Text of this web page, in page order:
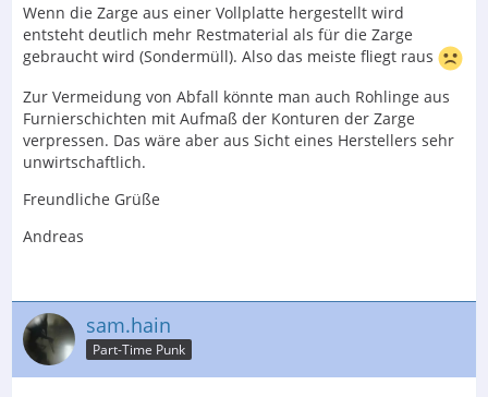
Wenn die Zarge aus einer Vollplatte hergestellt wird
entsteht deutlich mehr Restmaterial als für die Zarge
gebraucht wird (Sondermüll). Also das meiste fliegt raus
Zur Vermeidung von Abfall könnte man auch Rohlinge aus
Furnierschichten mit Aufmaß der Konturen der Zarge
verpressen. Das wäre aber aus Sicht eines Herstellers sehr
unwirtschaftlich.
Freundliche Grüße
Andreas
sam.hain
Part-Time Punk